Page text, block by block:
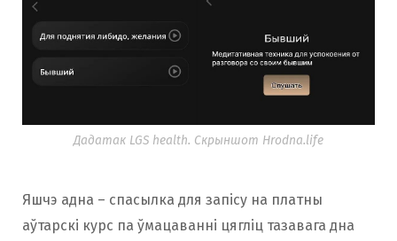
Дадатак LGS health. Скрыншот Hrodna.life
Яшчэ адна – спасылка для запісу на платны
аўтарскі курс па ўмацаванні цягліц тазавага дна